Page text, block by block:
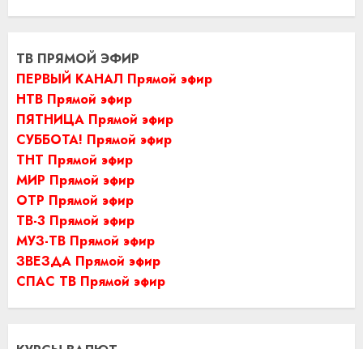
ТВ ПРЯМОЙ ЭФИР
ПЕРВЫЙ КАНАЛ Прямой эфир
НТВ Прямой эфир
ПЯТНИЦА Прямой эфир
СУББОТА! Прямой эфир
ТНТ Прямой эфир
МИР Прямой эфир
ОТР Прямой эфир
ТВ-3 Прямой эфир
МУЗ-ТВ Прямой эфир
ЗВЕЗДА Прямой эфир
СПАС ТВ Прямой эфир